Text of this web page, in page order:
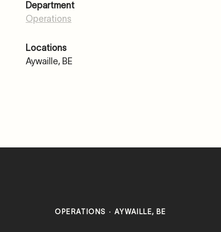
Department
Operations
Locations
Aywaille, BE
OPERATIONS · AYWAILLE, BE